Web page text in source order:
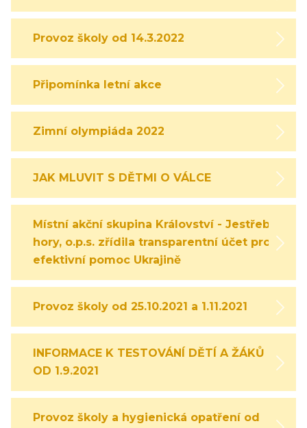
Provoz školy od 14.3.2022
Připomínka letní akce
Zimní olympiáda 2022
JAK MLUVIT S DĚTMI O VÁLCE
Místní akční skupina Království - Jestřebí
hory, o.p.s. zřídila transparentní účet pro
efektivní pomoc Ukrajině
Provoz školy od 25.10.2021 a 1.11.2021
INFORMACE K TESTOVÁNÍ DĚTÍ A ŽÁKŮ
OD 1.9.2021
Provoz školy a hygienická opatření od